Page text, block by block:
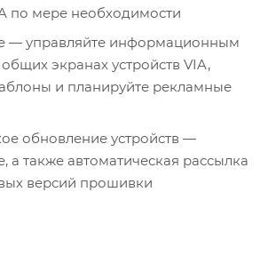
по мере необходимости
— управляйте информационным
экранах устройств VIA,
и планируйте рекламные
обновление устройств —
а также автоматическая рассылка
версий прошивки